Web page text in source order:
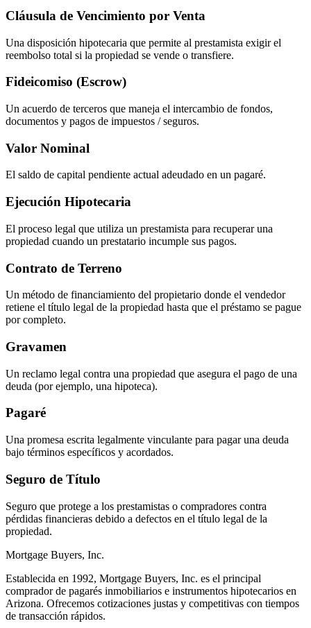
Cláusula de Vencimiento por Venta
Una disposición hipotecaria que permite al prestamista exigir el
reembolso total si la propiedad se vende o transfiere.
Fideicomiso (Escrow)
Un acuerdo de terceros que maneja el intercambio de fondos,
documentos y pagos de impuestos / seguros.
Valor Nominal
El saldo de capital pendiente actual adeudado en un pagaré.
Ejecución Hipotecaria
El proceso legal que utiliza un prestamista para recuperar una
propiedad cuando un prestatario incumple sus pagos.
Contrato de Terreno
Un método de financiamiento del propietario donde el vendedor
retiene el título legal de la propiedad hasta que el préstamo se pague
por completo.
Gravamen
Un reclamo legal contra una propiedad que asegura el pago de una
deuda (por ejemplo, una hipoteca).
Pagaré
Una promesa escrita legalmente vinculante para pagar una deuda
bajo términos específicos y acordados.
Seguro de Título
Seguro que protege a los prestamistas o compradores contra
pérdidas financieras debido a defectos en el título legal de la
propiedad.
Mortgage Buyers, Inc.
Establecida en 1992, Mortgage Buyers, Inc. es el principal
comprador de pagarés inmobiliarios e instrumentos hipotecarios en
Arizona. Ofrecemos cotizaciones justas y competitivas con tiempos
de transacción rápidos.